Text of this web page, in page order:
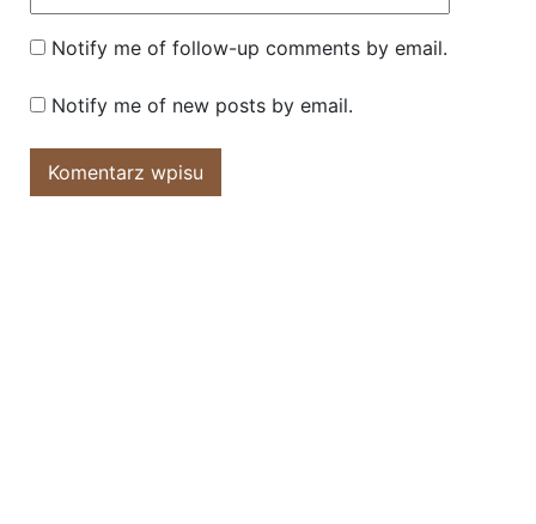
Notify me of follow-up comments by email.
Notify me of new posts by email.